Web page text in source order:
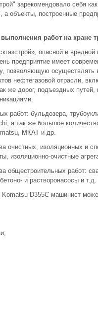
зарекомендовало себя
объекты, построенные
работ на кране
опасной и вредной
предприятие имеет
позволяющую осуществлять
нефтегазовой отрасли,
же дорог, подъездных
работ: бульдозера,
а так же большое
МКАТ и др.
очистных, изоляционных и
изоляционно-очистные
общестроительных работ:
и растворонасосы и т.д.
Komatsu D355C машинист